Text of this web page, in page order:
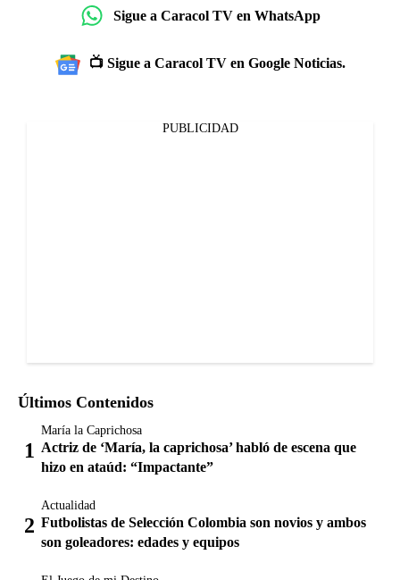
Sigue a Caracol TV en WhatsApp
📺 Sigue a Caracol TV en Google Noticias.
PUBLICIDAD
Últimos Contenidos
María la Caprichosa
Actriz de ‘María, la caprichosa’ habló de escena que
hizo en ataúd: “Impactante”
Actualidad
Futbolistas de Selección Colombia son novios y ambos
son goleadores: edades y equipos